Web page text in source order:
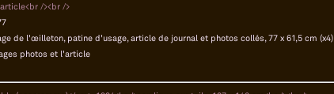
de l'œilleton, patine d'usage, article de journal et photos collés, 77 x 61,5 cm (x4)
photos et l'article